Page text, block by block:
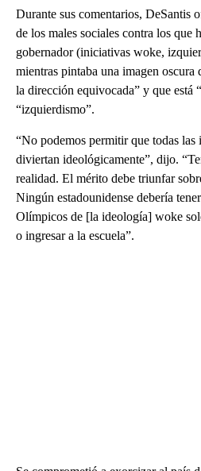
Durante sus comentarios, DeSantis
de los males sociales contra los que
gobernador (iniciativas woke,
mientras pintaba una imagen oscura
la dirección equivocada” y que está
“izquierdismo”.
“No podemos permitir que todas las
diviertan ideológicamente”, dijo.
realidad. El mérito debe triunfar
Ningún estadounidense debería
Olímpicos de [la ideología] woke
o ingresar a la escuela”.